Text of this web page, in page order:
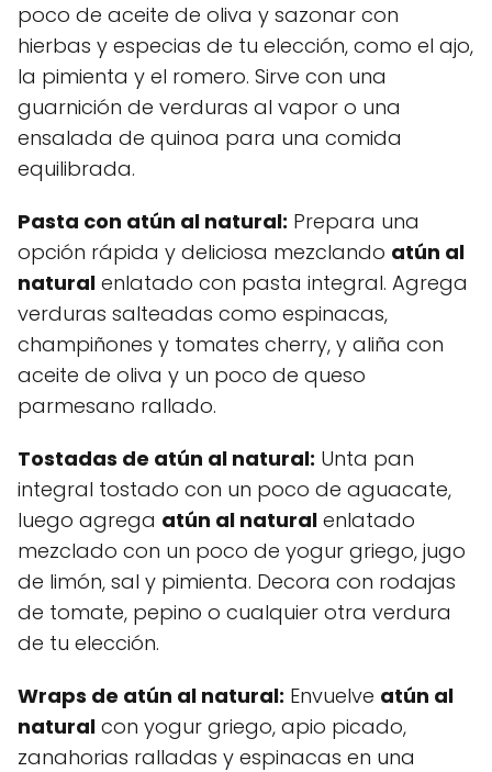
poco de aceite de oliva y sazonar con
hierbas y especias de tu elección, como el ajo,
la pimienta y el romero. Sirve con una
guarnición de verduras al vapor o una
ensalada de quinoa para una comida
equilibrada.
Pasta con atún al natural: Prepara una
opción rápida y deliciosa mezclando atún al
natural enlatado con pasta integral. Agrega
verduras salteadas como espinacas,
champiñones y tomates cherry, y aliña con
aceite de oliva y un poco de queso
parmesano rallado.
Tostadas de atún al natural: Unta pan
integral tostado con un poco de aguacate,
luego agrega atún al natural enlatado
mezclado con un poco de yogur griego, jugo
de limón, sal y pimienta. Decora con rodajas
de tomate, pepino o cualquier otra verdura
de tu elección.
Wraps de atún al natural: Envuelve atún al
natural con yogur griego, apio picado,
zanahorias ralladas y espinacas en una